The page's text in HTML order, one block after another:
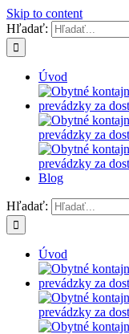
Skip to content
Hľadať:
Úvod
Blog
Hľadať:
Úvod